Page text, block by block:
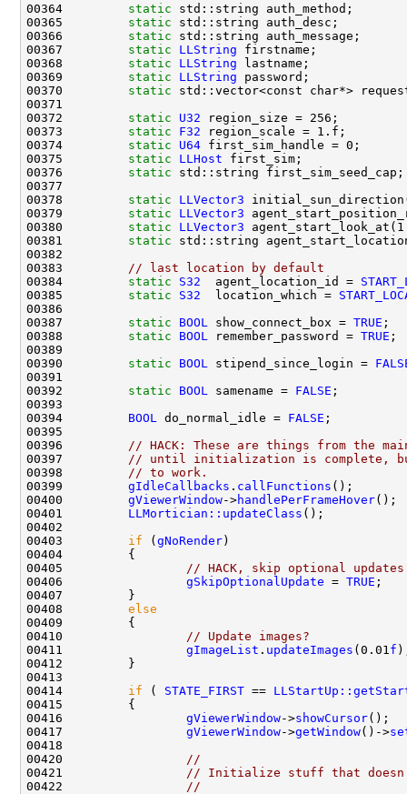
00364 static
00365 static
00366 static
00367 static LLString
00368 static LLString
00369 static LLString
00370 static
00372 static U32
00373 static F32
00374 static U64
00375 static LLHost
00376 static
00378 static LLVector3
00379 static LLVector3
00380 static LLVector3
00381 static std::string
00383
// last location by default
00384 static S32
  agent_location_id =
00385 static S32
  location_which =
00387 static BOOL show_connect_box = TRUE
00388 static BOOL remember_password = TRUE
00390 static BOOL stipend_since_login =
00392 static BOOL samename = FALSE
00394 BOOL do_normal_idle = FALSE
00396
// HACK: These are things from the
00397
// until initialization is complete,
00398
// to work.
00399 gIdleCallbacks . callFunctions
00400 gViewerWindow->handlePerFrameHover
00401 LLMortician::updateClass
00403 if ( gNoRender
00405
// HACK, skip optional
00406 gSkipOptionalUpdate = TRUE
00408 else
00410
// Update images?
00411 gImageList . updateImages (0.01 f
00414 if ( STATE_FIRST ==
00416 gViewerWindow->showCursor
00417 gViewerWindow->getWindow()->
00420
//
00421
// Initialize stuff that doesn't
00422
//